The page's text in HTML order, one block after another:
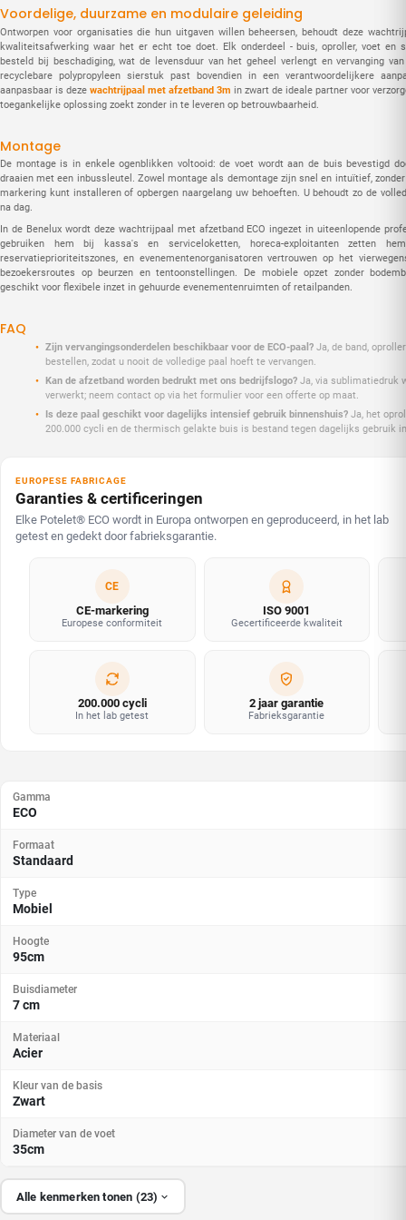
Voordelige, duurzame en modulaire geleiding
Ontworpen voor organisaties die hun uitgaven willen beheersen, behoudt deze
kwaliteitsafwerking waar het er echt toe doet. Elk onderdeel - buis, oproller, voet en
besteld bij beschadiging, wat de levensduur van het geheel verlengt en vervanging
recyclebare polypropyleen sierstuk past bovendien in een verantwoordelijkere
aanpasbaar is deze wachtrijpaal met afzetband 3m in zwart de ideale partner voor
toegankelijke oplossing zoekt zonder in te leveren op betrouwbaarheid.
Montage
De montage is in enkele ogenblikken voltooid: de voet wordt aan de buis bevestigd
draaien met een inbussleutel. Zowel montage als demontage zijn snel en intuïtief,
markering kunt installeren of opbergen naargelang uw behoeften. U behoudt zo de
na dag.
In de Benelux wordt deze wachtrijpaal met afzetband ECO ingezet in uiteenlopende
gebruiken hem bij kassa's en serviceloketten, horeca-exploitanten zetten
reservatieprioriteitszones, en evenementenorganisatoren vertrouwen op het
bezoekersroutes op beurzen en tentoonstellingen. De mobiele opzet zonder
geschikt voor flexibele inzet in gehuurde evenementenruimten of retailpanden.
FAQ
Zijn vervangingsonderdelen beschikbaar voor de ECO-paal? Ja, de band,
bestellen, zodat u nooit de volledige paal hoeft te vervangen.
Kan de afzetband worden bedrukt met ons bedrijfslogo? Ja, via sublimatiedruk
verwerkt; neem contact op via het formulier voor een offerte op maat.
Is deze paal geschikt voor dagelijks intensief gebruik binnenshuis? Ja, het
200.000 cycli en de thermisch gelakte buis is bestand tegen dagelijks gebruik
EUROPESE FABRICAGE
Garanties & certificeringen
Elke Potelet® ECO wordt in Europa ontworpen en geproduceerd, in het lab
getest en gedekt door fabrieksgarantie.
CE
CE-markering
Europese conformiteit
ISO 9001
Gecertificeerde kwaliteit
200.000 cycli
In het lab getest
2 jaar garantie
Fabrieksgarantie
Gamma
ECO
Formaat
Standaard
Type
Mobiel
Hoogte
95cm
Buisdiameter
7 cm
Materiaal
Acier
Kleur van de basis
Zwart
Diameter van de voet
35cm
Alle kenmerken tonen (23)